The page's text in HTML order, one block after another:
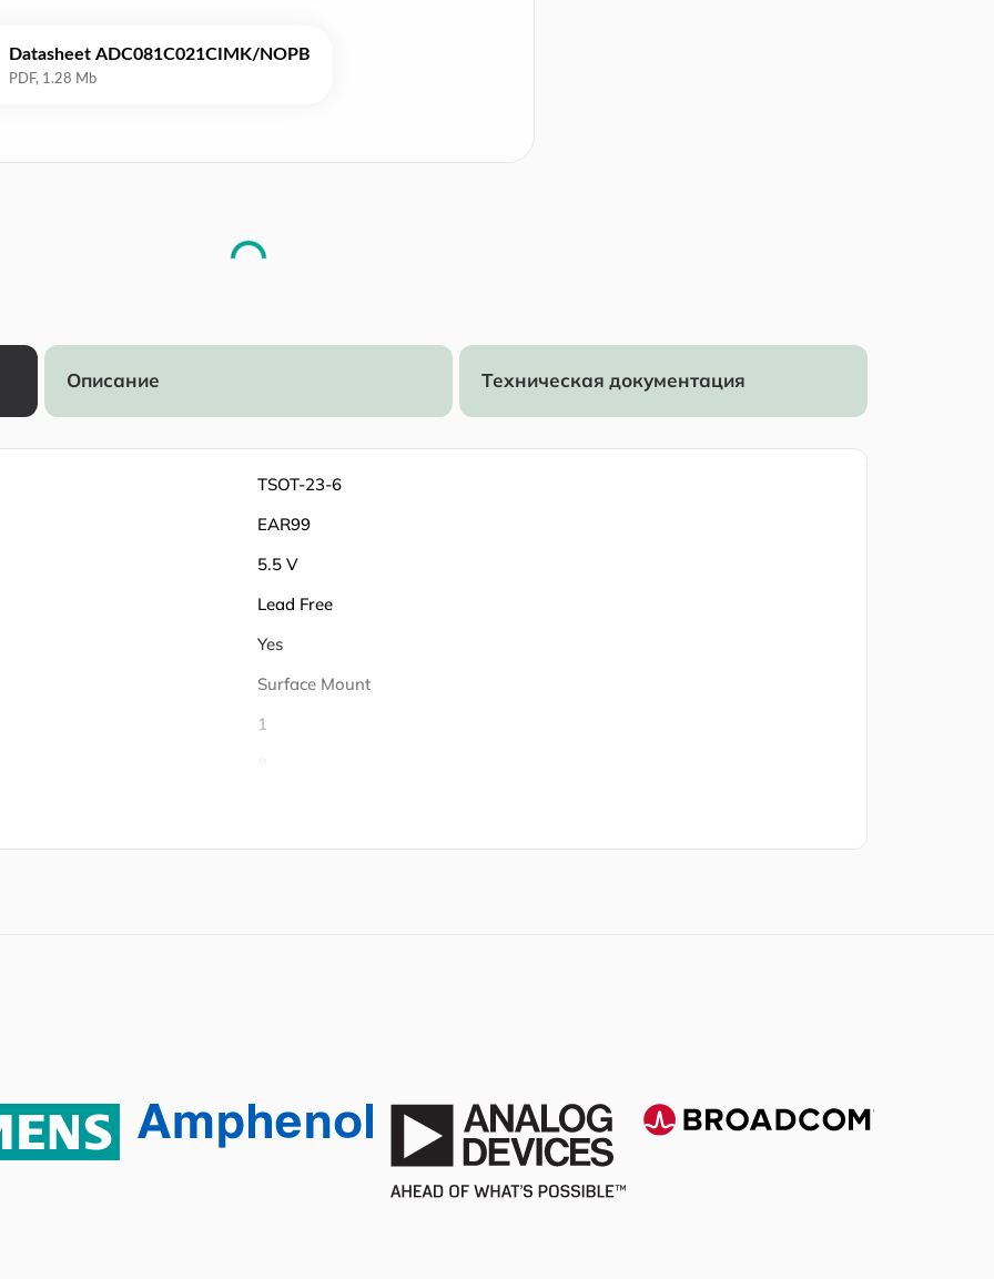
Datasheet ADC081C021CIMK/NOPB
Описание Техническая документация
TSOT-23-6
EAR99
5.5 V
Lead Free
Yes
Surface Mount
1
-40 ℃